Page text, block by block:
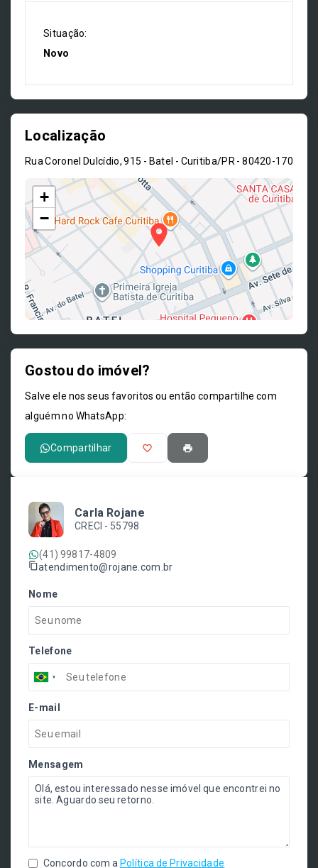
Situação:
Novo
Localização
Rua Coronel Dulcídio, 915 - Batel - Curitiba/PR- 80420-170
+
−
Gostou do imóvel?
Salve ele nos seus favoritos ou então compartilhe com
alguém no WhatsApp:
Compartilhar
Carla Rojane
CRECI - 55798
(41) 99817-4809
atendimento@rojane.com.br
Nome
Telefone
E-mail
Mensagem
Concordo com a Política de Privacidade